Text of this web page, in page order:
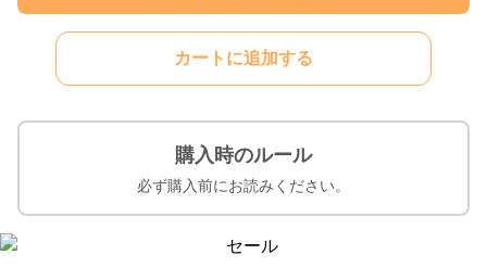
カートに追加する
購入時のルール
必ず購入前にお読みください。